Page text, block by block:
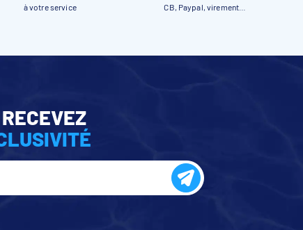
à votre service CB, Paypal, virement…